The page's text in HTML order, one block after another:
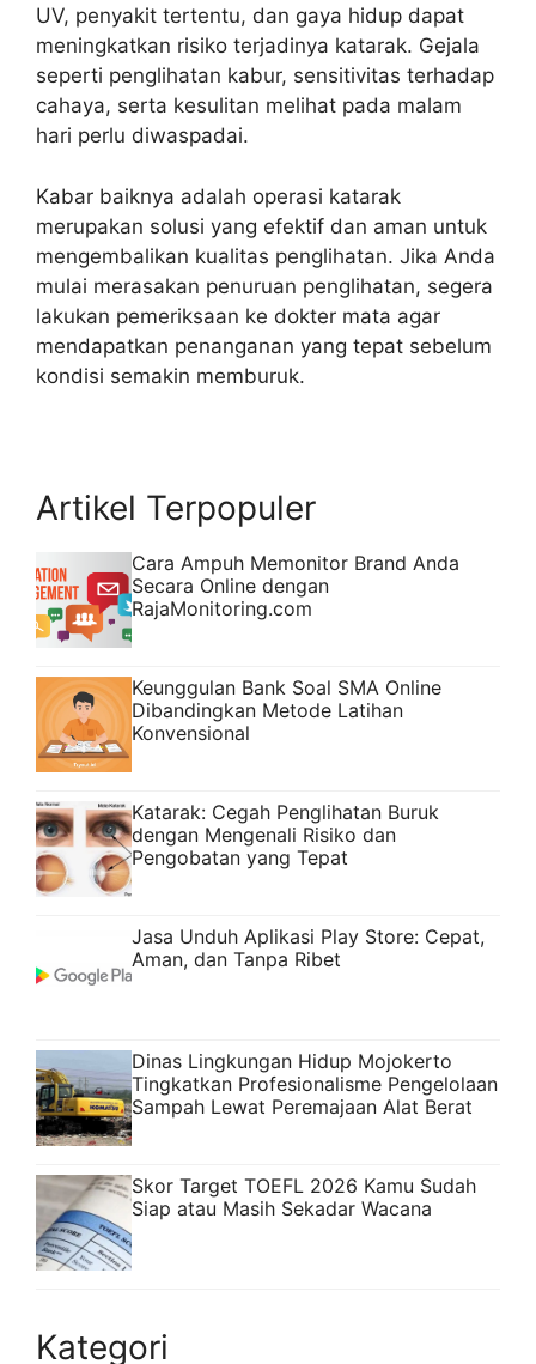
UV, penyakit tertentu, dan gaya hidup dapat
meningkatkan risiko terjadinya katarak. Gejala
seperti penglihatan kabur, sensitivitas terhadap
cahaya, serta kesulitan melihat pada malam
hari perlu diwaspadai.
Kabar baiknya adalah operasi katarak
merupakan solusi yang efektif dan aman untuk
mengembalikan kualitas penglihatan. Jika Anda
mulai merasakan penuruan penglihatan, segera
lakukan pemeriksaan ke dokter mata agar
mendapatkan penanganan yang tepat sebelum
kondisi semakin memburuk.
Artikel Terpopuler
Cara Ampuh Memonitor Brand Anda
Secara Online dengan
RajaMonitoring.com
Keunggulan Bank Soal SMA Online
Dibandingkan Metode Latihan
Konvensional
Katarak: Cegah Penglihatan Buruk
dengan Mengenali Risiko dan
Pengobatan yang Tepat
Jasa Unduh Aplikasi Play Store: Cepat,
Aman, dan Tanpa Ribet
Dinas Lingkungan Hidup Mojokerto
Tingkatkan Profesionalisme Pengelolaan
Sampah Lewat Peremajaan Alat Berat
Skor Target TOEFL 2026 Kamu Sudah
Siap atau Masih Sekadar Wacana
Kategori